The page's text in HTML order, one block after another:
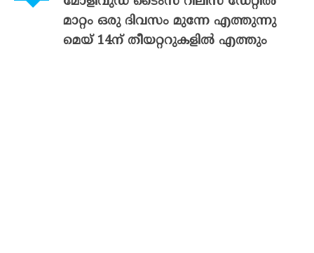
മാറ്റം ഒരു ദിവസം മുന്നേ എത്തുന്നു
മെയ് 14ന് തീയറ്ററുകളിൽ എത്തും